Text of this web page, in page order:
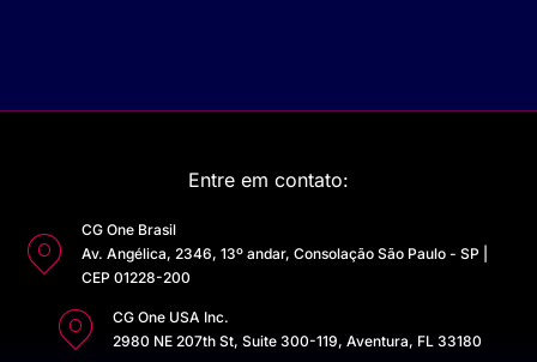
Entre em contato:
CG One Brasil
Av. Angélica, 2346, 13º andar, Consolação São Paulo - SP |
CEP 01228-200
CG One USA Inc.
2980 NE 207th St, Suite 300-119, Aventura, FL 33180